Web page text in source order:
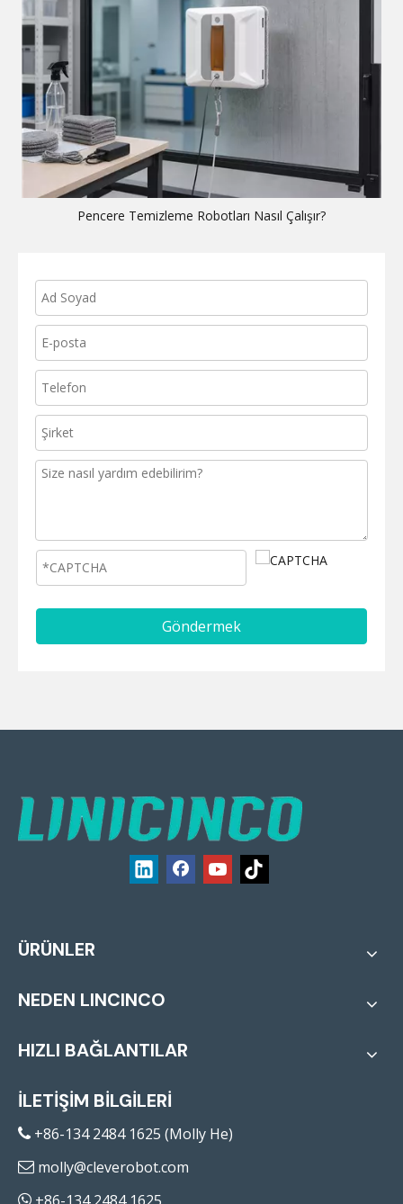
Pencere Temizleme Robotları Nasıl Çalışır?
Göndermek
ÜRÜNLER
NEDEN LINCINCO
HIZLI BAĞLANTILAR
İLETİŞİM BİLGİLERİ
 +86-134 2484 1625 (Molly He)
 molly@cleverobot.com
